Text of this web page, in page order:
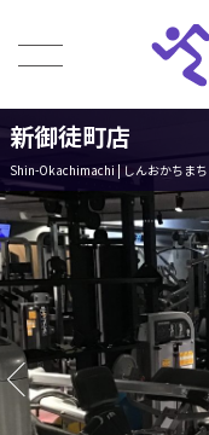
新御徒町店
Shin-Okachimachi | しんおかちまち